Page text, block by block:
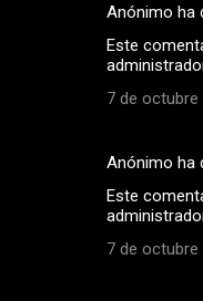
Anónimo ha
Este
7 de octubre
Anónimo ha
Este
7 de octubre